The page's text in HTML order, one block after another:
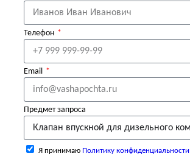
Телефон
Email
Предмет запроса
Я принимаю Политику конфиденциальности